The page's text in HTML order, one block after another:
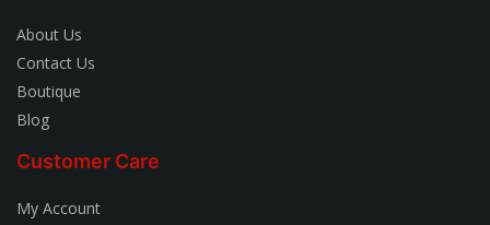
About Us
Contact Us
Boutique
Blog
Customer Care
My Account